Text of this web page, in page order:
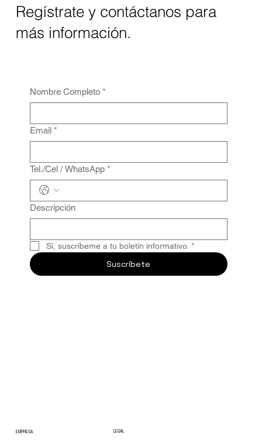
Regístrate y contáctanos para
más información.
Nombre Completo *
Email *
Tel./Cel / WhatsApp *
Descripción
Sí, suscríbeme a tu boletín informativo. *
Suscríbete
EMPRESA LEGAL